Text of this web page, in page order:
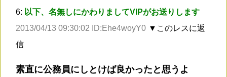
6: 以下、名無しにかわりましてVIPがお送りします
2013/04/13 09:30:02 ID:Ehe4woyY0 ▼このレスに返
信
素直に公務員にしとけば良かったと思うよ